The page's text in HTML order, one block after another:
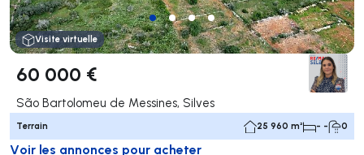
Visite virtuelle
60 000 €
São Bartolomeu de Messines, Silves
Terrain 25 960 m² - - 0
Voir les annonces pour acheter